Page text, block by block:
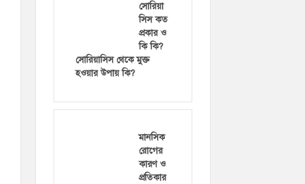
সোরিয়া
সিস কত
প্রকার ও
কি কি?
সোরিয়াসিস থেকে মুক্ত
হওয়ার উপায় কি?
মানসিক
রোগের
কারণ ও
প্রতিকার